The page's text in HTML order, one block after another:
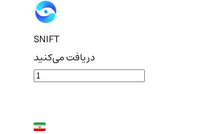
SNIFT
دریافت می‌کنید